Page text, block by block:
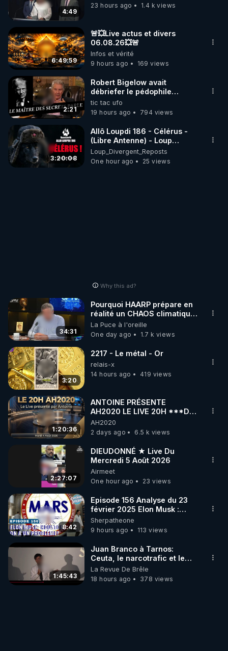
4:49
23 hours ago
1.4 k views
6:49:59
🚨💥Live actus et divers
06.08.26💥🚨
Infos et vérité
9 hours ago
169 views
2:21
Robert Bigelow avait
débriefer le pédophile
génocidaire de donald j
trump
tic tac ufo
19 hours ago
794 views
3:20:08
Allô Loupdi 186 - Célérus -
(Libre Antenne) - Loup
Divergent 2026.08.06
Loup_Divergent_Reposts
One hour ago
25 views
Why this ad?
34:31
Pourquoi HAARP prépare en
réalité un CHAOS climatique,
on répond
La Puce à l'oreille
One day ago
1.7 k views
3:20
2217 - Le métal - Or
relais-x
14 hours ago
419 views
1:20:36
ANTOINE PRÉSENTE
AH2020 LE LIVE 20H ***DU
04/08/2026*** 📷LE
GRAND RÉVEIL EST EN
MARCHE 📷
AH2020
2 days ago
6.5 k views
2:27:07
DIEUDONNÉ ★ Live Du
Mercredi 5 Août 2026
Airmeet
One hour ago
23 views
8:42
Episode 156 Analyse du 23
février 2025 Elon Musk :
Houston , on a un problème !
Sherpatheone
9 hours ago
113 views
1:45:43
Juan Branco à Tarnos:
Ceuta, le narcotrafic et le
pouvoir en France
La Revue De Brêle
18 hours ago
378 views